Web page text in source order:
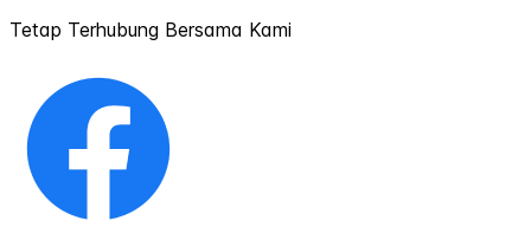
Tetap Terhubung Bersama Kami